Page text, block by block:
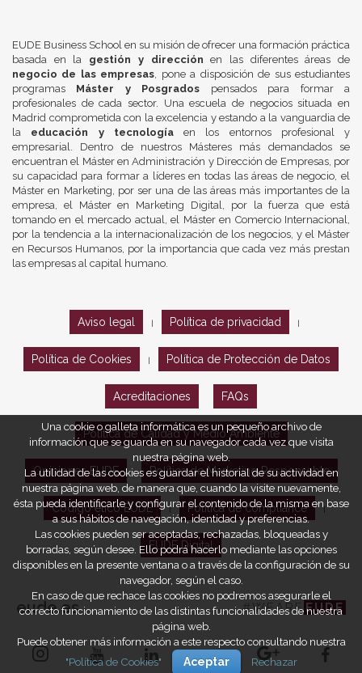
EUDE Business School en su misión de ofrecer una formación práctica
basada en la gestión y dirección en las diferentes áreas de
negocio de las empresas , pone a disposición de sus estudiantes
programas Máster y Posgrados pensados para formar a
profesionales de cada sector. Una escuela de negocios situada en
Madrid comprometida con la excelencia y estando a la vanguardia de
la educación y tecnologíaen los entornos profesional y
empresarial. Dentro de nuestros Másteres más demandados se
encuentran el Máster en Administración y Dirección de Empresas, por
su capacidad para formar a líderes en todas las áreas de negocio, el
Máster en Marketing, por ser una de las áreas más importantes de la
empresa, el Máster en Marketing Digital, por la fuerza que está
tomando en el mercado actual, el Máster en Comercio Internacional,
por la tendencia a la internacionalización de los negocios, y el Máster
en Recursos Humanos, por la importancia que cada vez más prestan
las empresas al capital humano.
Aviso legal Política de privacidad
Política de Cookies Política de Protección de Datos
Acreditaciones FAQs
Política de Calidad y Medio Ambiente
Opiniones EUDE Política de Marketing Responsable
Código ético EUDE | Política de compliance |
EUDE Digital
eude.es #WEAREEUDE
Una cookie o galleta informática es un pequeño archivo de
información que se guarda en su navegador cada vez que visita
nuestra página web.
La utilidad de las cookies es guardar el historial de su actividad en
nuestra página web, de manera que, cuando la visite nuevamente,
ésta pueda identificarle y configurar el contenido de la misma en base
a sus hábitos de navegación, identidad y preferencias.
Las cookies pueden ser aceptadas, rechazadas, bloqueadas y
borradas, según desee. Ello podrá hacerlo mediante las opciones
disponibles en la presente ventana o a través de la configuración de su
navegador, según el caso.
En caso de que rechace las cookies no podremos asegurarle el
correcto funcionamiento de las distintas funcionalidades de nuestra
página web.
Puede obtener más información a este respecto consultando nuestra
"Política de Cookies"
Aceptar Rechazar